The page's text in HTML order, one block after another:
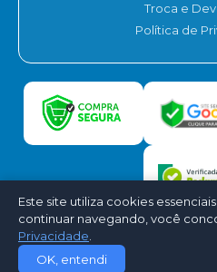
Troca e
Política de
©2026 - ACP Ar Condicionado.
Desenvolvido por
Este site utiliza cookies
continuar navegando, você
Privacidade
OK, entendi